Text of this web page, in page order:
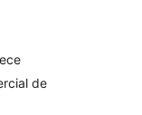
de